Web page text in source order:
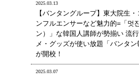
2025.03.13
【バンタングループ】東大院生
ンフルエンサーなど魅力的=「멋
ン）」な韓国人講師が勢揃い 流
メ・グッズが使い放題「バンタン
が開校！
2025.03.07